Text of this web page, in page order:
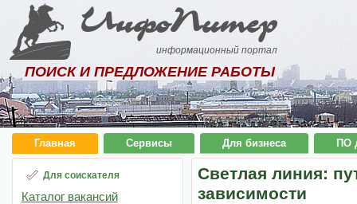
ИнфоПитер
информационный портал
ПОИСК И ПРЕДЛОЖЕНИЕ РАБОТЫ
Главная Сервисы Для бизнеса ПО
Для соискателя
Каталог вакансий
Светлая линия:
зависимости